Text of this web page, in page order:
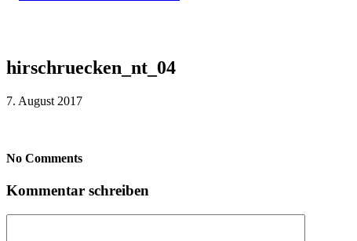
hirschruecken_nt_04
7. August 2017
No Comments
Kommentar schreiben